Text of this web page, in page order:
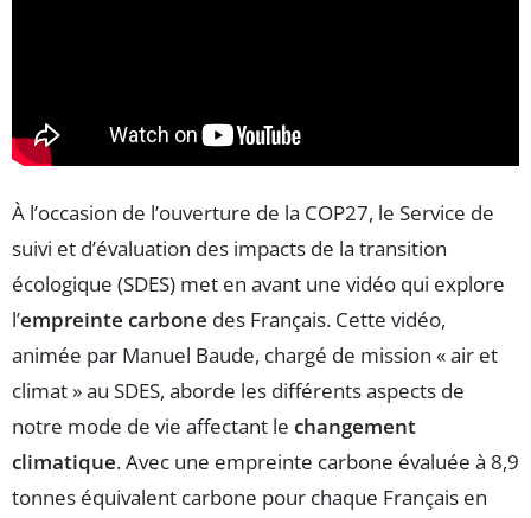
À l’occasion de l’ouverture de la COP27, le Service de
suivi et d’évaluation des impacts de la transition
écologique (SDES) met en avant une vidéo qui explore
l’empreinte carbone des Français. Cette vidéo,
animée par Manuel Baude, chargé de mission « air et
climat » au SDES, aborde les différents aspects de
notre mode de vie affectant le changement
climatique. Avec une empreinte carbone évaluée à 8,9
tonnes équivalent carbone pour chaque Français en